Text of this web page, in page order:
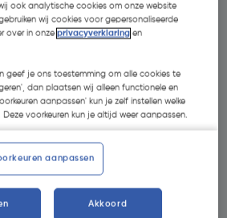
€ 8,03
ook analytische cookies om onze website
wij cookies voor gepersonaliseerde
over in onzeprivacyverklaring en
geef je ons toestemming om alle cookies te
dan plaatsen wij alleen functionele en
aanpassen' kun je zelf instellen welke
voorkeuren kun je altijd weer aanpassen.
aanpassen
Akkoord